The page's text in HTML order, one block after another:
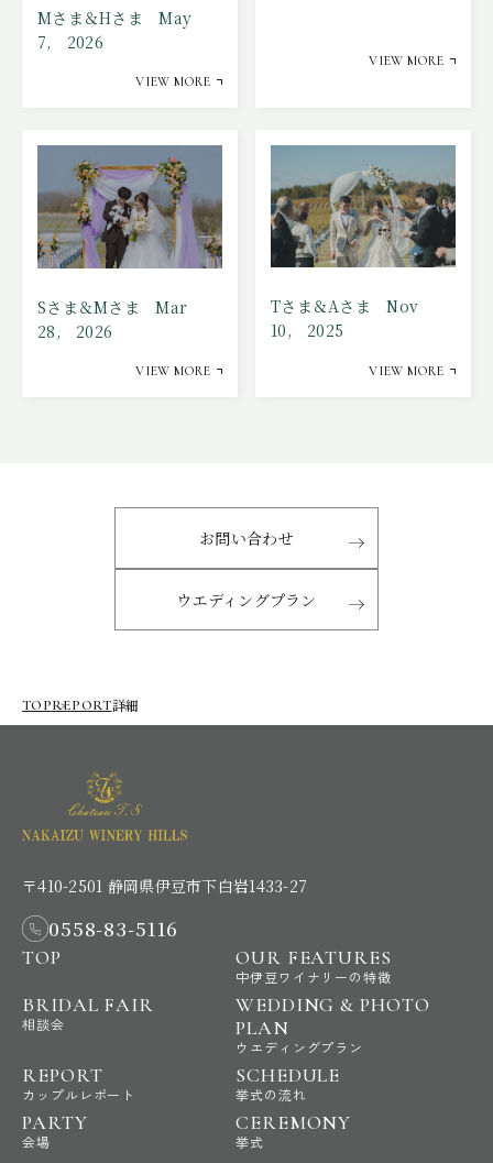
Mさま＆Hさま May
7, 2026
VIEW MORE
VIEW MORE
Sさま＆Mさま Mar
28, 2026
VIEW MORE
Tさま＆Aさま Nov
10, 2025
VIEW MORE
お問い合わせ
ウエディングプラン
TOPREPORT詳細
〒410-2501 静岡県伊豆市下白岩1433-27
0558-83-5116
TOP OUR FEATURES
中伊豆ワイナリーの特徴
BRIDAL FAIR
相談会
WEDDING & PHOTO
PLAN
ウエディングプラン
REPORT
カップルレポート
SCHEDULE
挙式の流れ
PARTY
会場
CEREMONY
挙式